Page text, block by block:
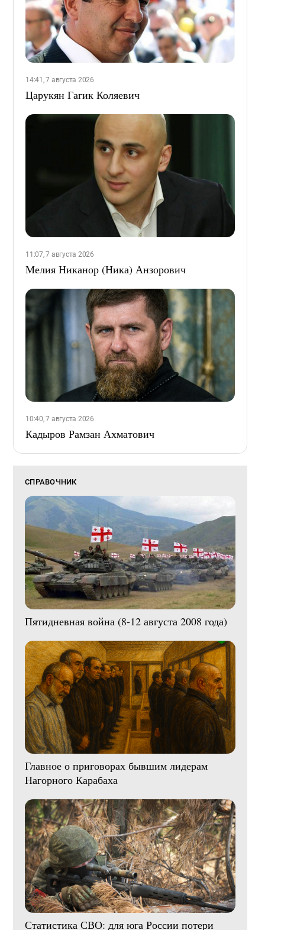
14:41, 7 августа 2026
Царукян Гагик Коляевич
11:07, 7 августа 2026
Мелия Никанор (Ника) Анзорович
10:40, 7 августа 2026
Кадыров Рамзан Ахматович
СПРАВОЧНИК
Пятидневная война (8-12 августа 2008 года)
Главное о приговорах бывшим лидерам
Нагорного Карабаха
Статистика СВО: для юга России потери